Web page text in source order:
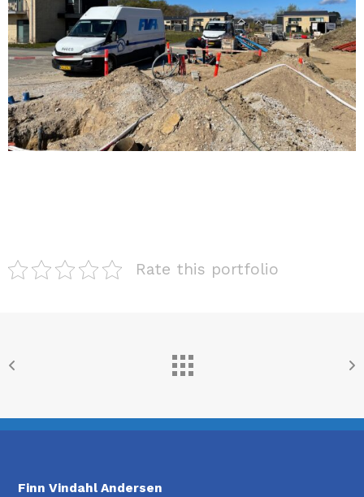
Rate this portfolio
Finn Vindahl Andersen